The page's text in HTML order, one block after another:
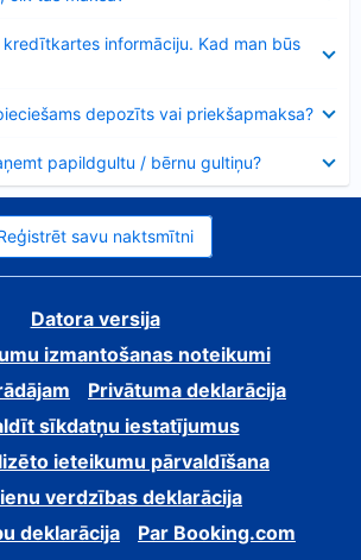
kredītkartes informāciju. Kad man būs
depozīts vai priekšapmaksa?
papildgultu / bērnu gultiņu?
savu naktsmītni
Datora versija
izmantošanas noteikumi
Privātuma deklarācija
sīkdatņu iestatījumus
ieteikumu pārvaldīšana
verdzības deklarācija
deklarācija
Par Booking.com